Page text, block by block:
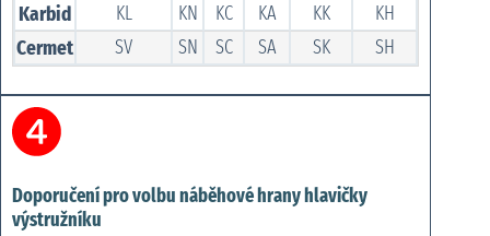
Karbid KL KN KC KA KK KH
Cermet SV SN SC SA SK SH
Doporučení pro volbu náběhové hrany hlavičky
výstružníku